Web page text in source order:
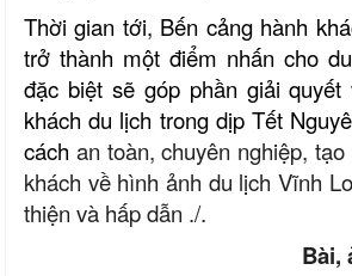
Thời gian tới, Bến cảng hành
trở thành một điểm nhấn cho
đặc biệt sẽ góp phần giải
khách du lịch trong dịp Tết
cách an toàn, chuyên nghiệp,
khách về hình ảnh du lịch Vĩnh
thiện và hấp dẫn ./.
Bài,